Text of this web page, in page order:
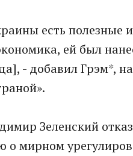
есть полезные
ей был
- добавил Грэм*,
Зеленский
о мирном